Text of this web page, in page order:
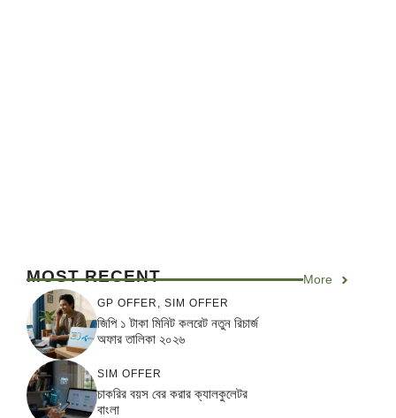
MOST RECENT More
GP OFFER , SIM OFFER
জিপি ১ টাকা মিনিট কলরেট নতুন রিচার্জ
অফার তালিকা ২০২৬
SIM OFFER
চাকরির বয়স বের করার ক্যালকুলেটর
বাংলা